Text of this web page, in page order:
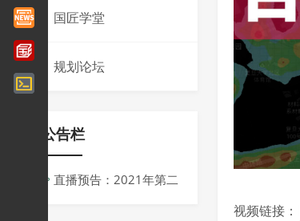
国匠学堂
规划论坛
公告栏
直播预告：2021年第二
视频链接：